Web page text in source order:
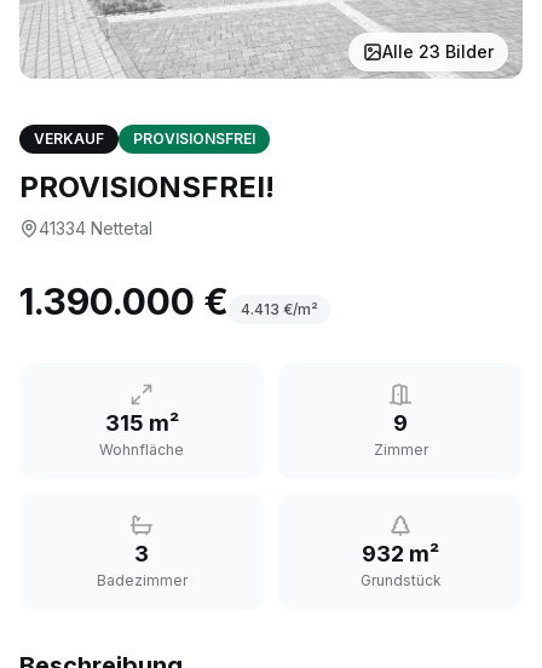
Alle 23 Bilder
VERKAUF PROVISIONSFREI
PROVISIONSFREI!
41334 Nettetal
1.390.000 € 4.413 €/m²
315 m²
Wohnfläche
9
Zimmer
3
Badezimmer
932 m²
Grundstück